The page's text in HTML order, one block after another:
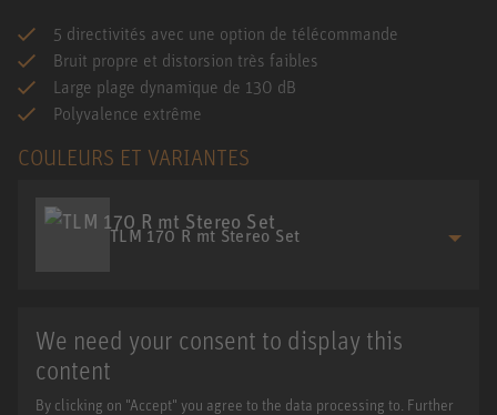
5 directivités avec une option de télécommande
Bruit propre et distorsion très faibles
Large plage dynamique de 130 dB
Polyvalence extrême
COULEURS ET VARIANTES
TLM 170 R mt Stereo Set
We need your consent to display this
content
By clicking on "Accept" you agree to the data processing to. Further